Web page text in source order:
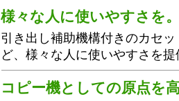
様々な人に使いやすさを
引き出し補助機構付きのカセ
ど、様々な人に使いやすさを提
コピー機としての原点を